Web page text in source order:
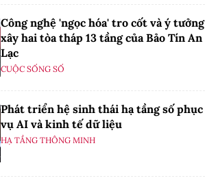
Công nghệ 'ngọc hóa' tro cốt và ý tưởng
xây hai tòa tháp 13 tầng của Bảo Tín An
Lạc
CUỘC SỐNG SỐ
Phát triển hệ sinh thái hạ tầng số phục
vụ AI và kinh tế dữ liệu
HẠ TẦNG THÔNG MINH